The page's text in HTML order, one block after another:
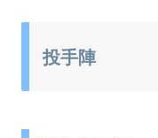
投手陣